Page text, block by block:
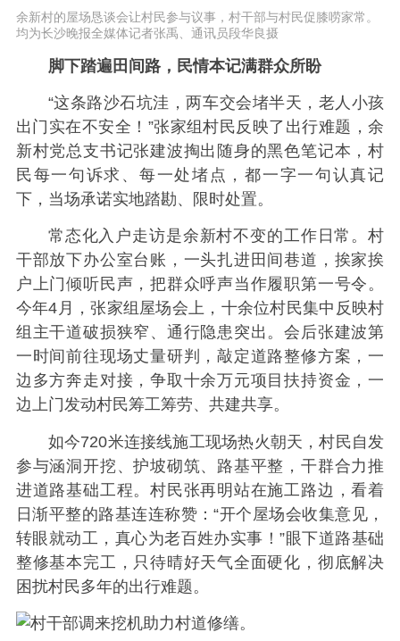
余新村的屋场恳谈会让村民参与议事，村干部与村民促膝唠家常。
均为长沙晚报全媒体记者张禹、通讯员段华良摄
脚下踏遍田间路，民情本记满群众所盼
“这条路沙石坑洼，两车交会堵半天，老人小孩
出门实在不安全！”张家组村民反映了出行难题，余
新村党总支书记张建波掏出随身的黑色笔记本，村
民每一句诉求、每一处堵点，都一字一句认真记
下，当场承诺实地踏勘、限时处置。
常态化入户走访是余新村不变的工作日常。村
干部放下办公室台账，一头扎进田间巷道，挨家挨
户上门倾听民声，把群众呼声当作履职第一号令。
今年4月，张家组屋场会上，十余位村民集中反映村
组主干道破损狭窄、通行隐患突出。会后张建波第
一时间前往现场丈量研判，敲定道路整修方案，一
边多方奔走对接，争取十余万元项目扶持资金，一
边上门发动村民筹工筹劳、共建共享。
如今720米连接线施工现场热火朝天，村民自发
参与涵洞开挖、护坡砌筑、路基平整，干群合力推
进道路基础工程。村民张再明站在施工路边，看着
日渐平整的路基连连称赞：“开个屋场会收集意见，
转眼就动工，真心为老百姓办实事！”眼下道路基础
整修基本完工，只待晴好天气全面硬化，彻底解决
困扰村民多年的出行难题。